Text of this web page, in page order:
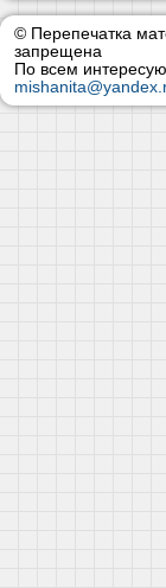
© Перепечатка
запрещена
По всем